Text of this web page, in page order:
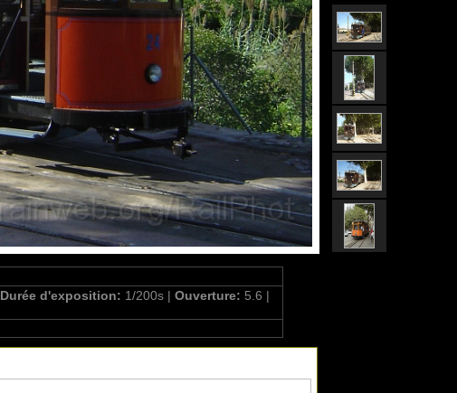
Durée d'exposition: 1/200s | Ouverture: 5.6 |